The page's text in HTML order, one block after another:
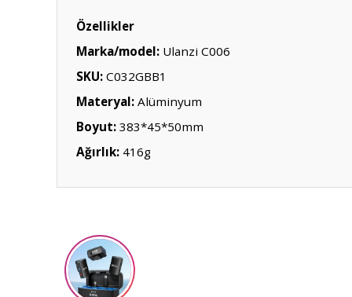
Özellikler
Marka/model: Ulanzi C006
SKU: C032GBB1
Materyal: Alüminyum
Boyut: 383*45*50mm
Ağırlık: 416g
Ürün resmi kalitesiz, bozuk veya görüntülenemiyor.
Ürün açıklamasında eksik bilgiler bulunuyor.